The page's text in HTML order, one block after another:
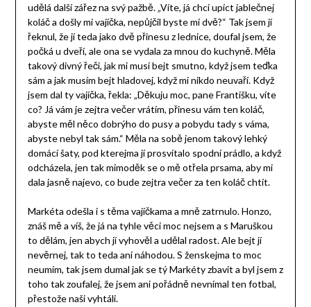
udělá další zářez na svý pažbě. „Víte, já chci upíct jablečnej
koláč a došly mi vajíčka, nepůjčil byste mi dvě?“ Tak jsem jí
řeknul, že jí teda jako dvě přinesu z lednice, doufal jsem, že
počká u dveří, ale ona se vydala za mnou do kuchyně. Měla
takový divný řeči, jak mi musí bejt smutno, když jsem teďka
sám a jak musím bejt hladovej, když mi nikdo neuvaří. Když
jsem dal ty vajíčka, řekla: „Děkuju moc, pane Františku, víte
co? Já vám je zejtra večer vrátím, přinesu vám ten koláč,
abyste měl něco dobrýho do pusy a pobydu tady s váma,
abyste nebyl tak sám.“ Měla na sobě jenom takový lehký
domácí šaty, pod kterejma jí prosvítalo spodní prádlo, a když
odcházela, jen tak mimoděk se o mě otřela prsama, aby mi
dala jasně najevo, co bude zejtra večer za ten koláč chtít.
Markéta odešla i s těma vajíčkama a mně zatrnulo. Honzo,
znáš mě a víš, že já na tyhle věci moc nejsem a s Maruškou
to dělám, jen abych jí vyhověl a udělal radost. Ale bejt jí
nevěrnej, tak to teda ani náhodou. S ženskejma to moc
neumím, tak jsem dumal jak se tý Markéty zbavit a byl jsem z
toho tak zoufalej, že jsem ani pořádně nevnímal ten fotbal,
přestože naši vyhtáli.